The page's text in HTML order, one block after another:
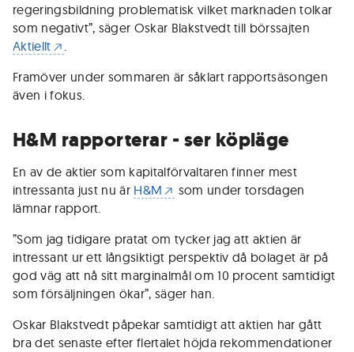
regeringsbildning problematisk vilket marknaden tolkar
som negativt”, säger Oskar Blakstvedt till börssajten
Aktiellt
.
Framöver under sommaren är såklart rapportsäsongen
även i fokus.
H&M rapporterar - ser köpläge
En av de aktier som kapitalförvaltaren finner mest
intressanta just nu är H&M
som under torsdagen
lämnar rapport.
”Som jag tidigare pratat om tycker jag att aktien är
intressant ur ett långsiktigt perspektiv då bolaget är på
god väg att nå sitt marginalmål om 10 procent samtidigt
som försäljningen ökar”, säger han.
Oskar Blakstvedt påpekar samtidigt att aktien har gått
bra det senaste efter flertalet höjda rekommendationer